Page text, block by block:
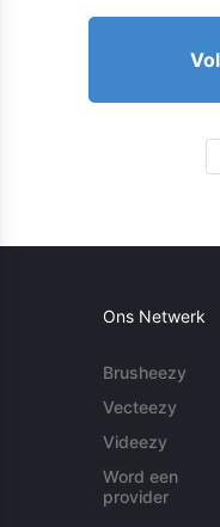
Ons Netwerk
Brusheezy
Vecteezy
Videezy
Word een
provider